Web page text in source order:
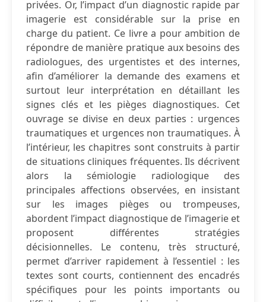
privées. Or, l’impact d’un diagnostic rapide par
imagerie est considérable sur la prise en
charge du patient. Ce livre a pour ambition de
répondre de manière pratique aux besoins des
radiologues, des urgentistes et des internes,
afin d’améliorer la demande des examens et
surtout leur interprétation en détaillant les
signes clés et les pièges diagnostiques. Cet
ouvrage se divise en deux parties : urgences
traumatiques et urgences non traumatiques. À
l’intérieur, les chapitres sont construits à partir
de situations cliniques fréquentes. Ils décrivent
alors la sémiologie radiologique des
principales affections observées, en insistant
sur les images pièges ou trompeuses,
abordent l’impact diagnostique de l’imagerie et
proposent différentes stratégies
décisionnelles. Le contenu, très structuré,
permet d’arriver rapidement à l’essentiel : les
textes sont courts, contiennent des encadrés
spécifiques pour les points importants ou